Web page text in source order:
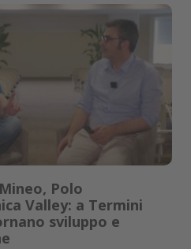
Polo
Valley: a Termini
sviluppo e